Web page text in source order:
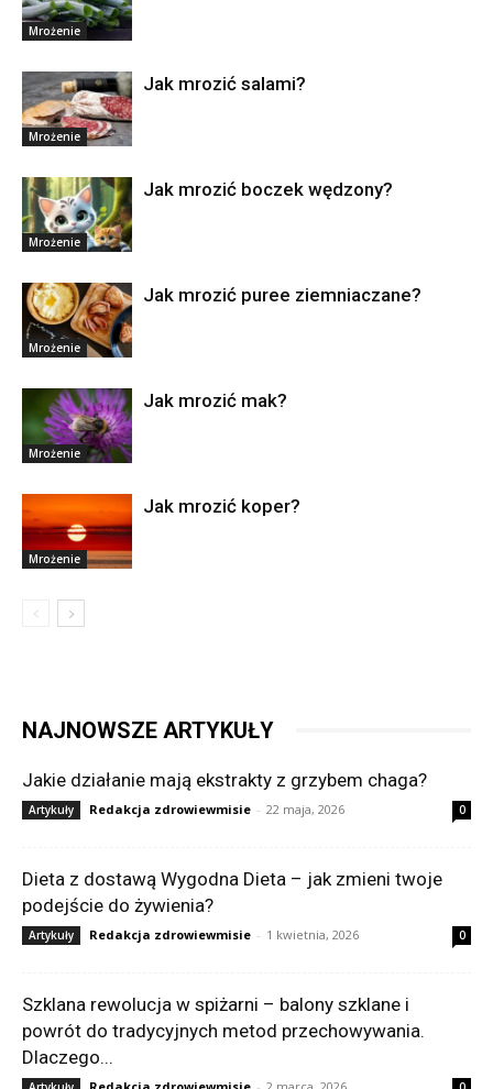
Mrożenie
Mrożenie
Jak mrozić salami?
Mrożenie
Jak mrozić boczek wędzony?
Mrożenie
Jak mrozić puree ziemniaczane?
Mrożenie
Jak mrozić mak?
Mrożenie
Jak mrozić koper?
NAJNOWSZE ARTYKUŁY
Jakie działanie mają ekstrakty z grzybem chaga?
Artykuły Redakcja zdrowiewmisie - 22 maja, 2026 0
Dieta z dostawą Wygodna Dieta – jak zmieni twoje
podejście do żywienia?
Artykuły Redakcja zdrowiewmisie - 1 kwietnia, 2026 0
Szklana rewolucja w spiżarni – balony szklane i
powrót do tradycyjnych metod przechowywania.
Dlaczego...